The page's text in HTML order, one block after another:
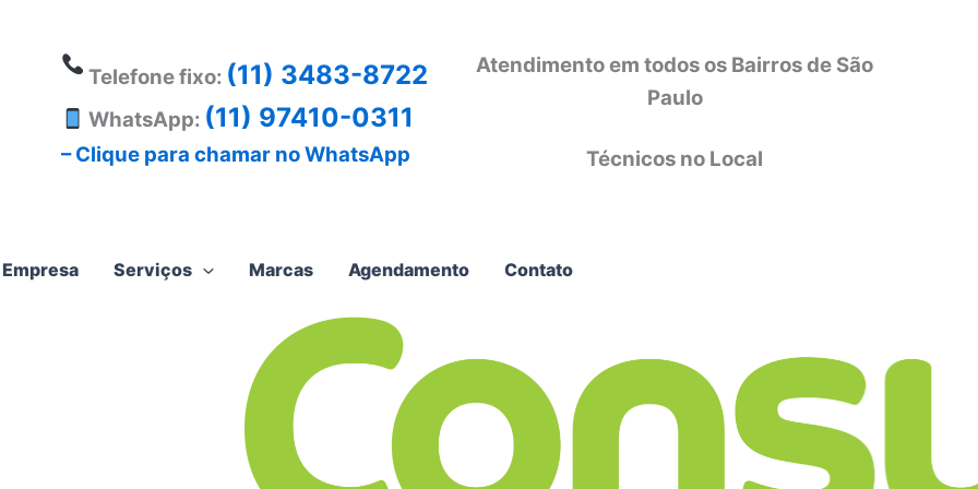
Telefone fixo: (11) 3483-8722
WhatsApp: (11) 97410-0311
– Clique para chamar no WhatsApp
Atendimento em todos os Bairros de São
Paulo
Técnicos no Local
Empresa Serviços Marcas Agendamento Contato